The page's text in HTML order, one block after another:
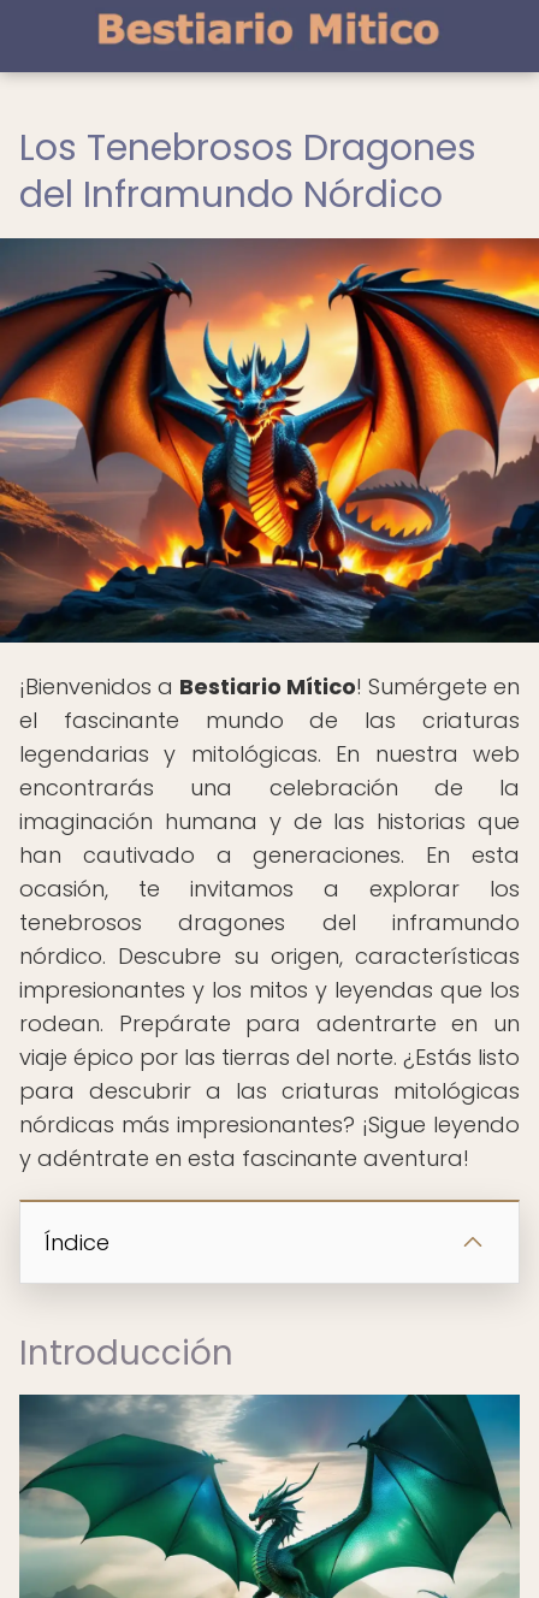
Los Tenebrosos Dragones
del Inframundo Nórdico
¡Bienvenidos a Bestiario Mítico! Sumérgete en
el fascinante mundo de las criaturas
legendarias y mitológicas. En nuestra web
encontrarás una celebración de la
imaginación humana y de las historias que
han cautivado a generaciones. En esta
ocasión, te invitamos a explorar los
tenebrosos dragones del inframundo
nórdico. Descubre su origen, características
impresionantes y los mitos y leyendas que los
rodean. Prepárate para adentrarte en un
viaje épico por las tierras del norte. ¿Estás listo
para descubrir a las criaturas mitológicas
nórdicas más impresionantes? ¡Sigue leyendo
y adéntrate en esta fascinante aventura!
Índice
Introducción